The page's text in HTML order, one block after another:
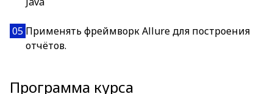
05 Применять фреймворк Allure для построения
отчётов.
Программа курса